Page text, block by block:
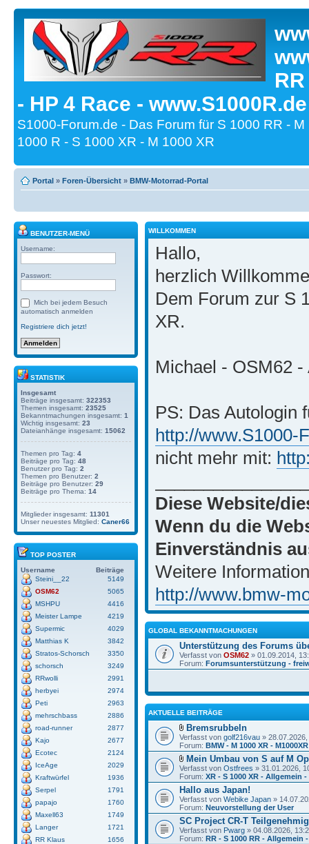
- HP 4 Race -
S1000-Forum.de - Das Forum für S 1000 RR -
1000 R - S 1000 XR - M 1000 XR
Portal » Foren-Übersicht » BMW-Motorrad-Portal
BENUTZER-MENÜ
Username:
Passwort:
Mich bei jedem Besuch
automatisch anmelden
Registriere dich jetzt!
STATISTIK
Insgesamt
Beiträge insgesamt: 322353
Themen insgesamt: 23525
Bekanntmachungen insgesamt: 1
Wichtig insgesamt: 23
Dateianhänge insgesamt: 15062
Themen pro Tag: 4
Beiträge pro Tag: 48
Benutzer pro Tag: 2
Themen pro Benutzer: 2
Beiträge pro Benutzer: 29
Beiträge pro Thema: 14
Mitglieder insgesamt: 11301
Unser neuestes Mitglied: Caner66
TOP POSTER
Username
Beiträge
Steini__22
5149
OSM62
5065
MSHPU
4416
Meister Lampe
4219
Supermic
4029
Matthias K
3842
Stratos-Schorsch
3350
schorsch
3249
RRwolli
2991
herbyei
2974
Peti
2963
mehrschbass
2886
road-runner
2877
Kajo
2677
Ecotec
2124
IceAge
2029
Kraftwürfel
1936
Serpel
1791
papajo
1760
Maxell63
1749
Langer
1721
RR Klaus
1656
WILLKOMMEN
Hallo,
herzlich
Dem Forum zur S
XR.
Michael - OSM62
PS: Das Autologin
http://www.S1000-
nicht mehr mit:
Diese Website/
Wenn du die
Einverständnis
Weitere
http://www.bmw-
GLOBAL BEKANNTMACHUNGEN
Unterstützung des Forums
Verfasst von OSM62 » 01.09.2014,
Forum: Forumsunterstützung -
AKTUELLE BEITRÄGE
Bremsrubbeln
Verfasst von golf216vau »
Forum: BMW - M 1000 XR - M1000XR
Mein Umbau von S auf M
Verfasst von Ostfrees » 31.01.2026,
Forum: XR - S 1000 XR - Allgemein
Hallo aus Japan!
Verfasst von Webike Japan »
Forum: Neuvorstellung der User
SC Project CR-T
Verfasst von Pwarg » 04.08.2026,
Forum: RR - S 1000 RR - Allgemein